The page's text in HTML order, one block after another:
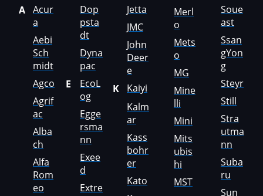
Farmtrac
FAW
Fendt
Fiat
Ford
Foton
Freightliner
Furukawa
GAC
A Acur
a
Aebi
Sch
midt
Agco
Agrif
ac
Alba
ch
Alfa
Rom
eo
Dop
psta
dt
Dyna
pac
E
EcoL
og
Egge
rsma
nn
Exee
d
Extre
Jetta
JMC
John
Deer
e
K
Kaiyi
Kalm
ar
Kass
bohr
er
Kato
Merl
o
Mets
o
MG
Mine
lli
Mini
Mits
ubis
hi
MST
Soue
ast
Ssan
gYon
g
Steyr
Still
Stra
utma
nn
Suba
ru
Sun